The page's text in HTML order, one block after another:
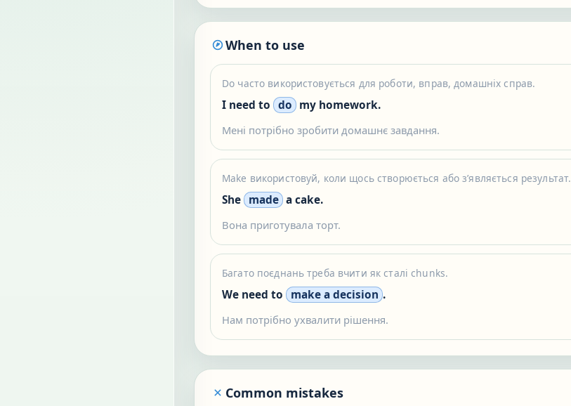
When to use
Do часто використовується для роботи, вправ, домашніх справ.
I need to do my homework.
Мені потрібно зробити домашнє завдання.
Make використовуй, коли щось створюється або зʼявляється результат.
She made a cake.
Вона приготувала торт.
Багато поєднань треба вчити як сталі chunks.
We need to make a decision .
Нам потрібно ухвалити рішення.
Common mistakes